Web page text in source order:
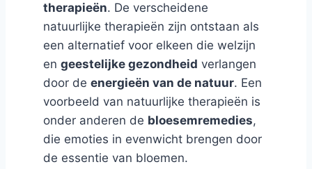
therapieën. De verscheidene
natuurlijke therapieën zijn ontstaan als
een alternatief voor elkeen die welzijn
en geestelijke gezondheid verlangen
door de energieën van de natuur. Een
voorbeeld van natuurlijke therapieën is
onder anderen de bloesemremedies,
die emoties in evenwicht brengen door
de essentie van bloemen.